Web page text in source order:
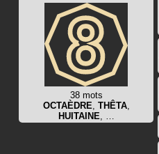
38 mots
OCTAÈDRE THÊTA,
HUITAINE